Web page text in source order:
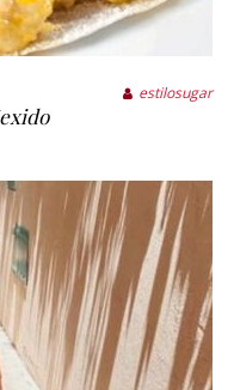
estilosugar